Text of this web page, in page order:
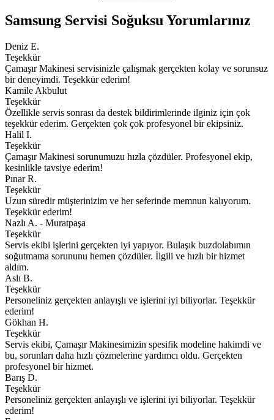
Samsung Servisi Soğuksu Yorumlarınız
Deniz E.
Teşekkür
Çamaşır Makinesi servisinizle çalışmak gerçekten kolay ve sorunsuz
bir deneyimdi. Teşekkür ederim!
Kamile Akbulut
Teşekkür
Özellikle servis sonrası da destek bildirimlerinde ilginiz için çok
teşekkür ederim. Gerçekten çok çok profesyonel bir ekipsiniz.
Halil I.
Teşekkür
Çamaşır Makinesi sorunumuzu hızla çözdüler. Profesyonel ekip,
kesinlikle tavsiye ederim!
Pınar R.
Teşekkür
Uzun süredir müşterinizim ve her seferinde memnun kalıyorum.
Teşekkür ederim!
Nazlı A. - Muratpaşa
Teşekkür
Servis ekibi işlerini gerçekten iyi yapıyor. Bulaşık buzdolabımın
soğutmama sorununu hemen çözdüler. İlgili ve hızlı bir hizmet
aldım.
Aslı B.
Teşekkür
Personeliniz gerçekten anlayışlı ve işlerini iyi biliyorlar. Teşekkür
ederim!
Gökhan H.
Teşekkür
Servis ekibi, Çamaşır Makinesimizin spesifik modeline hakimdi ve
bu, sorunları daha hızlı çözmelerine yardımcı oldu. Gerçekten
profesyonel bir hizmet.
Barış D.
Teşekkür
Personeliniz gerçekten anlayışlı ve işlerini iyi biliyorlar. Teşekkür
ederim!